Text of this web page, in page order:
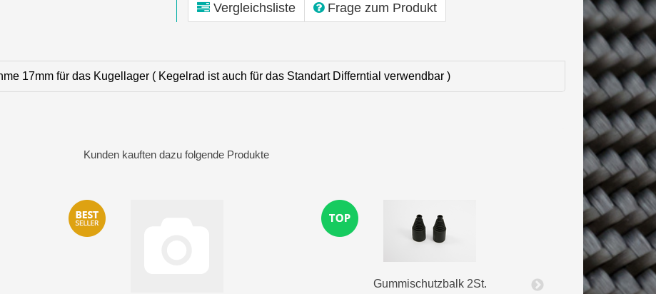
Vergleichsliste Frage zum Produkt
17mm für das Kugellager ( Kegelrad ist auch für das Standart Differntial verwendbar )
Kunden kauften dazu folgende Produkte
Gummischutzbalk 2St.